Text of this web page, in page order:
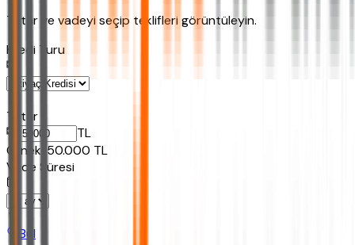
Tutar ve vadeyi seçip teklifleri görüntüleyin.
Kredi Turu
Tutar
TL
Ornek: 50.000 TL
Vade Süresi
Bul